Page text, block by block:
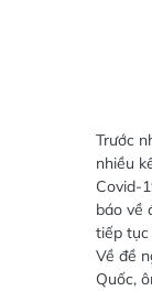
Trước
nhiều
Covid-
báo về
tiếp tục
Về đề
Quốc,